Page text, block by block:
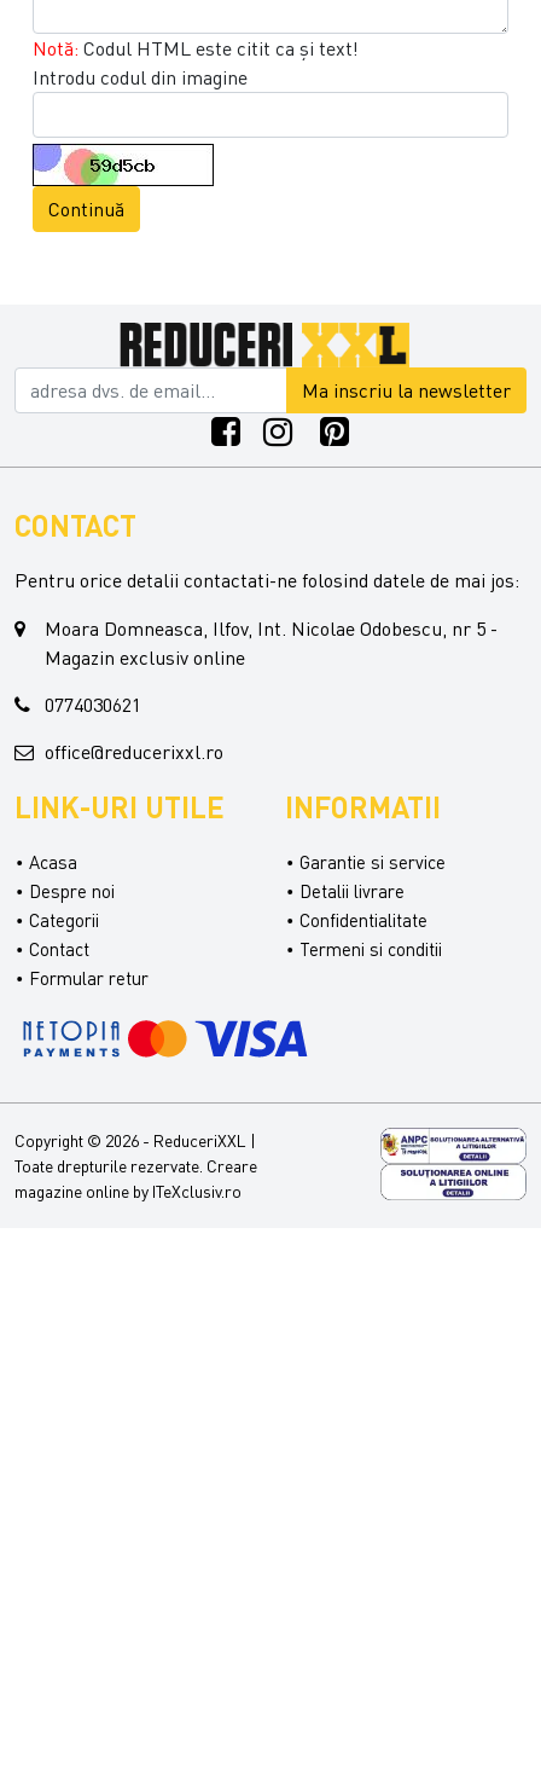
Notă: Codul HTML este citit ca şi text!
Introdu codul din imagine
Continuă
Ma inscriu la newsletter
CONTACT
Pentru orice detalii contactati-ne folosind datele de mai jos:
Moara Domneasca, Ilfov, Int. Nicolae Odobescu, nr 5 -
Magazin exclusiv online
0774030621
office@reducerixxl.ro
LINK-URI UTILE
Acasa
Despre noi
Categorii
Contact
Formular retur
INFORMATII
Garantie si service
Detalii livrare
Confidentialitate
Termeni si conditii
Copyright © 2026 - ReduceriXXL |
Toate drepturile rezervate. Creare
magazine online by ITeXclusiv.ro